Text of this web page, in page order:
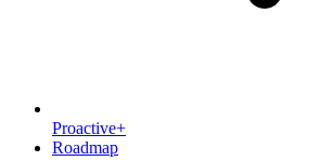
Proactive+
Roadmap